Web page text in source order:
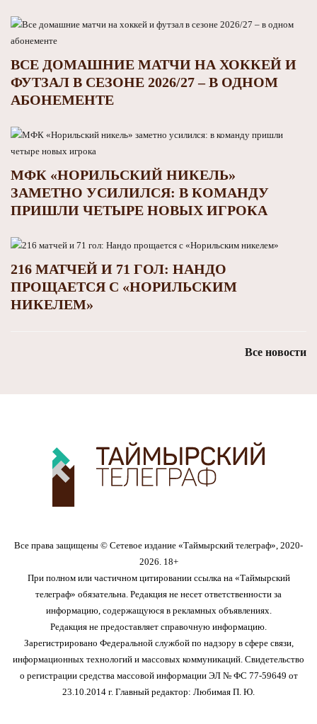
ВСЕ ДОМАШНИЕ МАТЧИ НА ХОККЕЙ И
ФУТЗАЛ В СЕЗОНЕ 2026/27 – В ОДНОМ
АБОНЕМЕНТЕ
МФК «НОРИЛЬСКИЙ НИКЕЛЬ»
ЗАМЕТНО УСИЛИЛСЯ: В КОМАНДУ
ПРИШЛИ ЧЕТЫРЕ НОВЫХ ИГРОКА
216 МАТЧЕЙ И 71 ГОЛ: НАНДО
ПРОЩАЕТСЯ С «НОРИЛЬСКИМ
НИКЕЛЕМ»
Все новости
Все права защищены © Сетевое издание «Таймырский телеграф», 2020-
2026. 18+
При полном или частичном цитировании ссылка на «Таймырский
телеграф» обязательна. Редакция не несет ответственности за
информацию, содержащуюся в рекламных объявлениях.
Редакция не предоставляет справочную информацию.
Зарегистрировано Федеральной службой по надзору в сфере связи,
информационных технологий и массовых коммуникаций. Свидетельство
о регистрации средства массовой информации ЭЛ № ФС 77-59649 от
23.10.2014 г. Главный редактор: Любимая П. Ю.